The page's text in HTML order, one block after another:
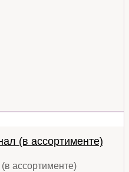
(в ассортименте)
ассортименте)